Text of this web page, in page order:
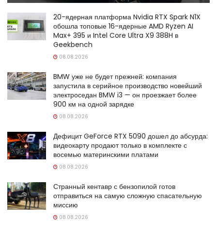
20-ядерная платформа Nvidia RTX Spark N1X
обошла топовые 16-ядерные AMD Ryzen AI
Max+ 395 и Intel Core Ultra X9 388H в
Geekbench
08.08.2026
BMW уже не будет прежней: компания
запустила в серийное производство новейший
электроседан BMW i3 — он проезжает более
900 км на одной зарядке
08.08.2026
Дефицит GeForce RTX 5090 дошел до абсурда:
видеокарту продают только в комплекте с
восемью материнскими платами
08.08.2026
Странный кентавр с бензопилой готов
отправиться на самую сложную спасательную
миссию
08.08.2026